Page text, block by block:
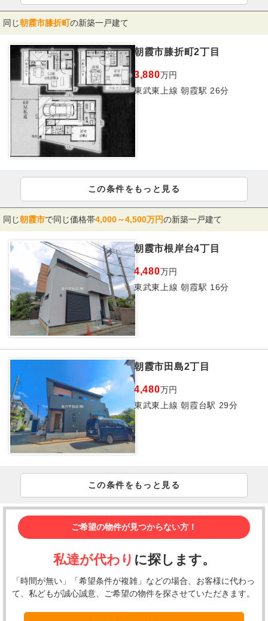
同じ朝霞市膝折町の新築一戸建て
朝霞市膝折町2丁目
3,880万円
東武東上線 朝霞駅 26分
この条件をもっと見る
同じ朝霞市で同じ価格帯4,000～4,500万円の新築一戸建て
朝霞市根岸台4丁目
4,480万円
東武東上線 朝霞駅 16分
朝霞市田島2丁目
4,480万円
東武東上線 朝霞台駅 29分
この条件をもっと見る
ご希望の物件が見つからない方！
私達が代わり に探します。
「時間が無い」「希望条件が複雑」などの場合、お客様に代わっ
て、私どもが誠心誠意、ご希望の物件を探させていただきます。